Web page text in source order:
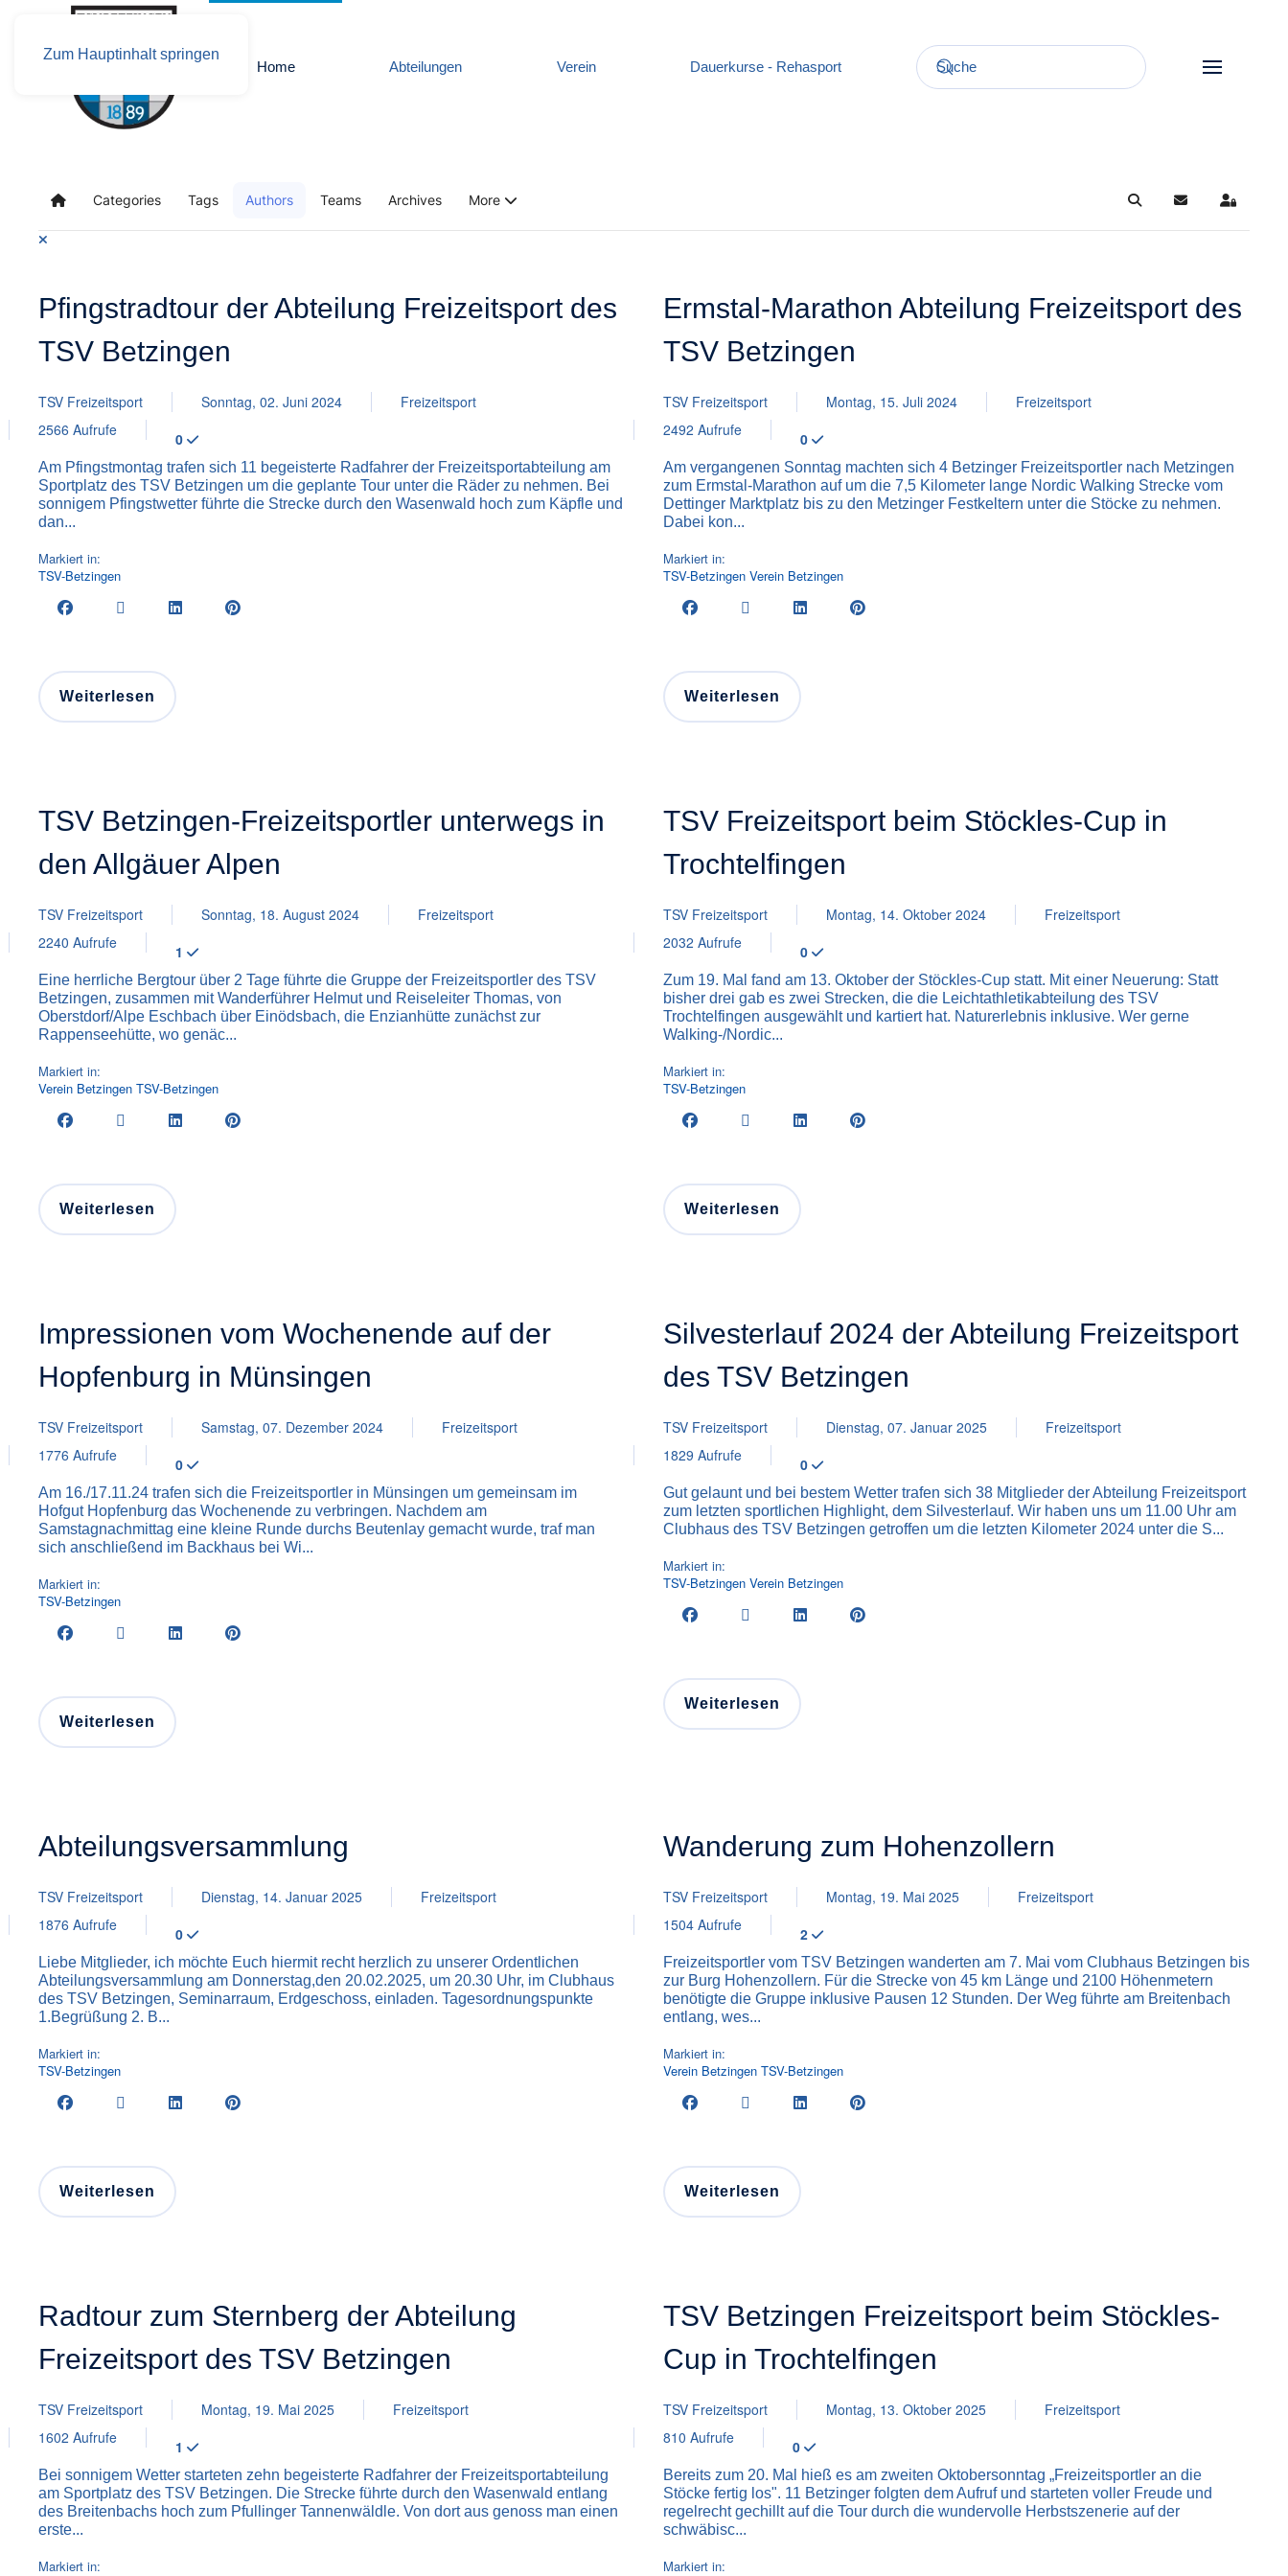
Zum Hauptinhalt springen
Home Abteilungen Verein Dauerkurse - Rehasport
Home Categories Tags Authors Teams Archives More SearchUpdatesSign In
Pfingstradtour der Abteilung Freizeitsport des
TSV Betzingen
TSV Freizeitsport Sonntag, 02. Juni 2024
Freizeitsport
2566 Aufrufe
0
Am Pfingstmontag trafen sich 11 begeisterte Radfahrer der Freizeitsportabteilung am
Sportplatz des TSV Betzingen um die geplante Tour unter die Räder zu nehmen. Bei
sonnigem Pfingstwetter führte die Strecke durch den Wasenwald hoch zum Käpfle und
dan...
Markiert in:
TSV-Betzingen
Weiterlesen
Ermstal-Marathon Abteilung Freizeitsport des
TSV Betzingen
TSV Freizeitsport Montag, 15. Juli 2024
Freizeitsport
2492 Aufrufe
0
Am vergangenen Sonntag machten sich 4 Betzinger Freizeitsportler nach Metzingen
zum Ermstal-Marathon auf um die 7,5 Kilometer lange Nordic Walking Strecke vom
Dettinger Marktplatz bis zu den Metzinger Festkeltern unter die Stöcke zu nehmen.
Dabei kon...
Markiert in:
TSV-Betzingen Verein Betzingen
Weiterlesen
TSV Betzingen-Freizeitsportler unterwegs in
den Allgäuer Alpen
TSV Freizeitsport Sonntag, 18. August 2024
Freizeitsport
2240 Aufrufe
1
Eine herrliche Bergtour über 2 Tage führte die Gruppe der Freizeitsportler des TSV
Betzingen, zusammen mit Wanderführer Helmut und Reiseleiter Thomas, von
Oberstdorf/Alpe Eschbach über Einödsbach, die Enzianhütte zunächst zur
Rappenseehütte, wo genäc...
Markiert in:
Verein Betzingen TSV-Betzingen
Weiterlesen
TSV Freizeitsport beim Stöckles-Cup in
Trochtelfingen
TSV Freizeitsport Montag, 14. Oktober 2024
Freizeitsport
2032 Aufrufe
0
Zum 19. Mal fand am 13. Oktober der Stöckles-Cup statt. Mit einer Neuerung: Statt
bisher drei gab es zwei Strecken, die die Leichtathletikabteilung des TSV
Trochtelfingen ausgewählt und kartiert hat. Naturerlebnis inklusive. Wer gerne
Walking-/Nordic...
Markiert in:
TSV-Betzingen
Weiterlesen
Impressionen vom Wochenende auf der
Hopfenburg in Münsingen
TSV Freizeitsport Samstag, 07. Dezember 2024
Freizeitsport
1776 Aufrufe
0
Am 16./17.11.24 trafen sich die Freizeitsportler in Münsingen um gemeinsam im
Hofgut Hopfenburg das Wochenende zu verbringen. Nachdem am
Samstagnachmittag eine kleine Runde durchs Beutenlay gemacht wurde, traf man
sich anschließend im Backhaus bei Wi...
Markiert in:
TSV-Betzingen
Weiterlesen
Silvesterlauf 2024 der Abteilung Freizeitsport
des TSV Betzingen
TSV Freizeitsport Dienstag, 07. Januar 2025
Freizeitsport
1829 Aufrufe
0
Gut gelaunt und bei bestem Wetter trafen sich 38 Mitglieder der Abteilung Freizeitsport
zum letzten sportlichen Highlight, dem Silvesterlauf. Wir haben uns um 11.00 Uhr am
Clubhaus des TSV Betzingen getroffen um die letzten Kilometer 2024 unter die S...
Markiert in:
TSV-Betzingen Verein Betzingen
Weiterlesen
Abteilungsversammlung
TSV Freizeitsport Dienstag, 14. Januar 2025
Freizeitsport
1876 Aufrufe
0
Liebe Mitglieder, ich möchte Euch hiermit recht herzlich zu unserer Ordentlichen
Abteilungsversammlung am Donnerstag,den 20.02.2025, um 20.30 Uhr, im Clubhaus
des TSV Betzingen, Seminarraum, Erdgeschoss, einladen. Tagesordnungspunkte
1.Begrüßung 2. B...
Markiert in:
TSV-Betzingen
Weiterlesen
Wanderung zum Hohenzollern
TSV Freizeitsport Montag, 19. Mai 2025
Freizeitsport
1504 Aufrufe
2
Freizeitsportler vom TSV Betzingen wanderten am 7. Mai vom Clubhaus Betzingen bis
zur Burg Hohenzollern. Für die Strecke von 45 km Länge und 2100 Höhenmetern
benötigte die Gruppe inklusive Pausen 12 Stunden. Der Weg führte am Breitenbach
entlang, wes...
Markiert in:
Verein Betzingen TSV-Betzingen
Weiterlesen
Radtour zum Sternberg der Abteilung
Freizeitsport des TSV Betzingen
TSV Freizeitsport Montag, 19. Mai 2025
Freizeitsport
1602 Aufrufe
1
Bei sonnigem Wetter starteten zehn begeisterte Radfahrer der Freizeitsportabteilung
am Sportplatz des TSV Betzingen. Die Strecke führte durch den Wasenwald entlang
des Breitenbachs hoch zum Pfullinger Tannenwäldle. Von dort aus genoss man einen
erste...
Markiert in:
TSV Betzingen Freizeitsport beim Stöckles-
Cup in Trochtelfingen
TSV Freizeitsport Montag, 13. Oktober 2025
Freizeitsport
810 Aufrufe
0
Bereits zum 20. Mal hieß es am zweiten Oktobersonntag „Freizeitsportler an die
Stöcke fertig los". 11 Betzinger folgten dem Aufruf und starteten voller Freude und
regelrecht gechillt auf die Tour durch die wundervolle Herbstszenerie auf der
schwäbisc...
Markiert in: